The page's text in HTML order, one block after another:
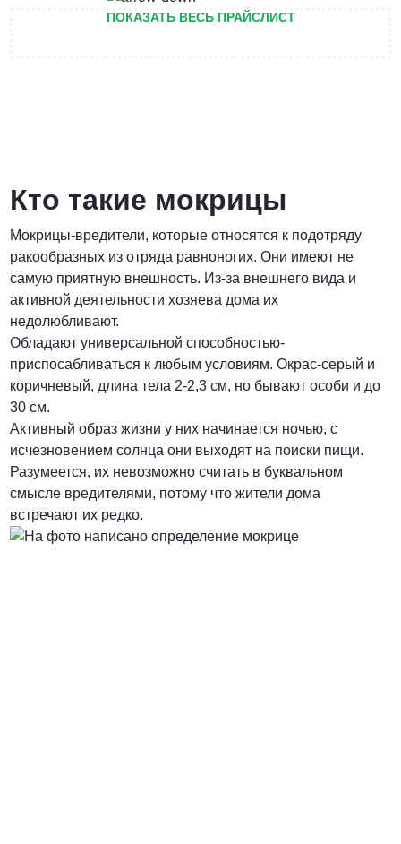
Договорная
ПОЗВОНИТЬ
от 1500 Руб.
ПОКАЗАТЬ ВЕСЬ ПРАЙСЛИСТ
Кто такие мокрицы
Мокрицы-вредители, которые относятся к подотряду
ракообразных из отряда равноногих. Они имеют не
самую приятную внешность. Из-за внешнего вида и
активной деятельности хозяева дома их
недолюбливают.
Обладают универсальной способностью-
приспосабливаться к любым условиям. Окрас-серый и
коричневый, длина тела 2-2,3 см, но бывают особи и до
30 см.
Активный образ жизни у них начинается ночью, с
исчезновением солнца они выходят на поиски пищи.
Разумеется, их невозможно считать в буквальном
смысле вредителями, потому что жители дома
встречают их редко.